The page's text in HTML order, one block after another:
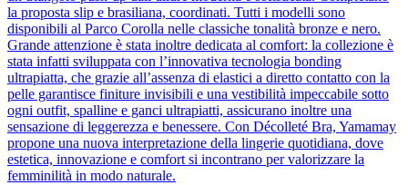
la proposta slip e brasiliana, coordinati. Tutti i modelli sono
disponibili al Parco Corolla nelle classiche tonalità bronze e nero.
Grande attenzione è stata inoltre dedicata al comfort: la collezione è
stata infatti sviluppata con l’innovativa tecnologia bonding
ultrapiatta, che grazie all’assenza di elastici a diretto contatto con la
pelle garantisce finiture invisibili e una vestibilità impeccabile sotto
ogni outfit, spalline e ganci ultrapiatti, assicurano inoltre una
sensazione di leggerezza e benessere. Con Décolleté Bra, Yamamay
propone una nuova interpretazione della lingerie quotidiana, dove
estetica, innovazione e comfort si incontrano per valorizzare la
femminilità in modo naturale.